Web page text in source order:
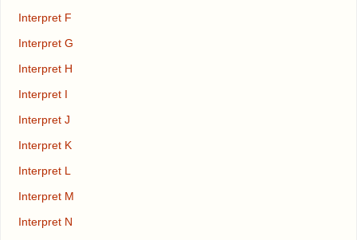
Interpret F
Interpret G
Interpret H
Interpret I
Interpret J
Interpret K
Interpret L
Interpret M
Interpret N